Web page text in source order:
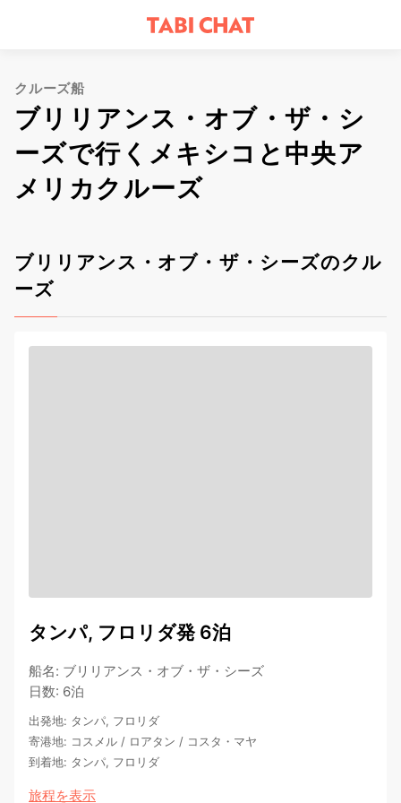
クルーズ船
ブリリアンス・オブ・ザ・シ
ーズで行くメキシコと中央ア
メリカクルーズ
ブリリアンス・オブ・ザ・シーズのクル
ーズ
タンパ, フロリダ発 6泊
船名: ブリリアンス・オブ・ザ・シーズ
日数: 6泊
出発地: タンパ, フロリダ
寄港地: コスメル / ロアタン / コスタ・マヤ
到着地: タンパ, フロリダ
旅程を表示